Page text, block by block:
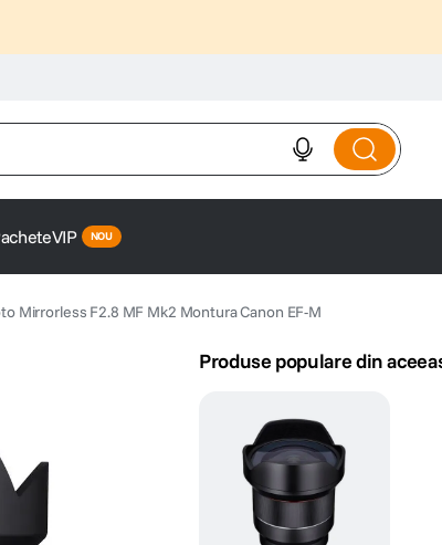
VIP
Mirrorless F2.8 MF Mk2 Montura Canon EF-M
Produse populare din